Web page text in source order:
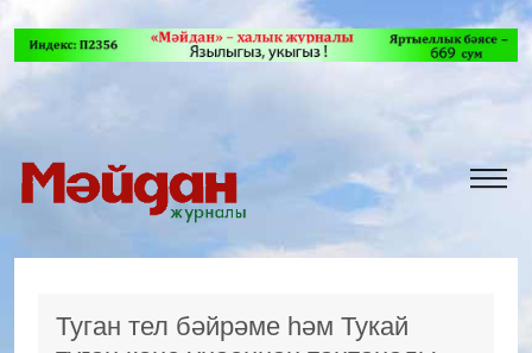
Туган тел бәйрәме һәм Тукай